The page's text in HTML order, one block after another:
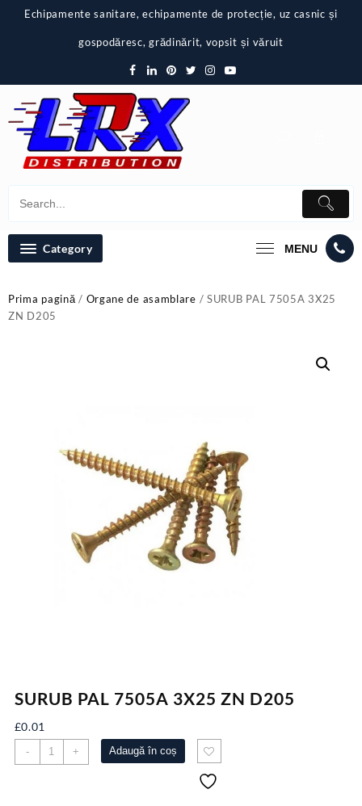
Echipamente sanitare, echipamente de protecție, uz casnic și
gospodăresc, grădinărit, vopsit și văruit
Category MENU
Prima pagină/ Organe de asamblare / SURUB PAL 7505A 3X25
ZN D205
SURUB PAL 7505A 3X25 ZN D205
£0.01
-
Cantitate
SURUB
+ Adaugă în coș